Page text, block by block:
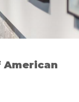
American